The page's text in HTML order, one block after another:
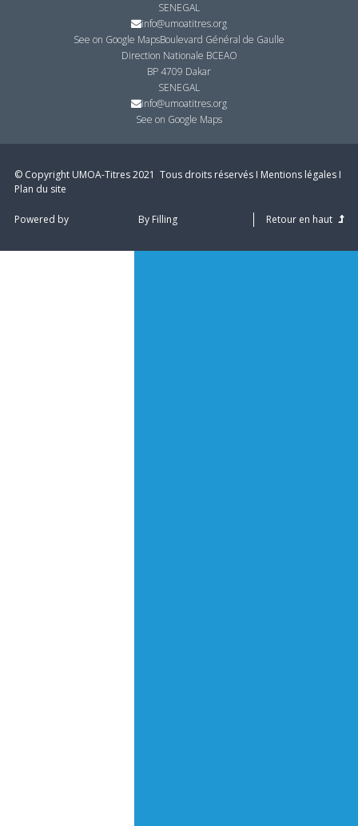
SENEGAL
info@umoatitres.org
See on Google MapsBoulevard Général de Gaulle
Direction Nationale BCEAO
BP 4709 Dakar
SENEGAL
info@umoatitres.org
See on Google Maps
© Copyright UMOA­-Titres 2021 ­ Tous droits réservés I Mentions légalesI
Plan du site
Powered by By Filling Retour en haut